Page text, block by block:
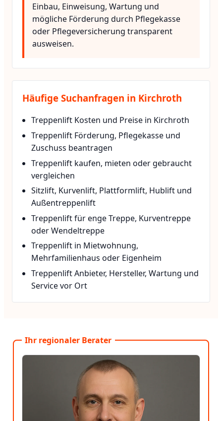
Einbau, Einweisung, Wartung und
mögliche Förderung durch Pflegekasse
oder Pflegeversicherung transparent
ausweisen.
Häufige Suchanfragen in Kirchroth
Treppenlift Kosten und Preise in Kirchroth
Treppenlift Förderung, Pflegekasse und
Zuschuss beantragen
Treppenlift kaufen, mieten oder gebraucht
vergleichen
Sitzlift, Kurvenlift, Plattformlift, Hublift und
Außentreppenlift
Treppenlift für enge Treppe, Kurventreppe
oder Wendeltreppe
Treppenlift in Mietwohnung,
Mehrfamilienhaus oder Eigenheim
Treppenlift Anbieter, Hersteller, Wartung und
Service vor Ort
Ihr regionaler Berater